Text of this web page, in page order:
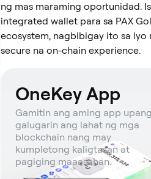
ng mas maraming oportunidad.
integrated wallet para sa PAX
ecosystem, nagbibigay ito sa iyo
secure na on-chain experience.
OneKey App
Gamitin ang aming app
galugarin ang lahat ng mga
blockchain nang may
kumpletong kaligtasan at
pagiging maaasahan.